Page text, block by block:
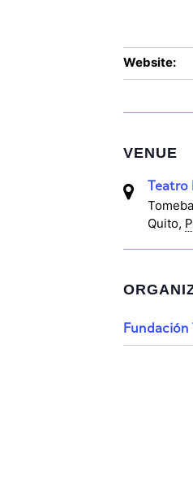
Website:
VENUE
Quito,
Fundación